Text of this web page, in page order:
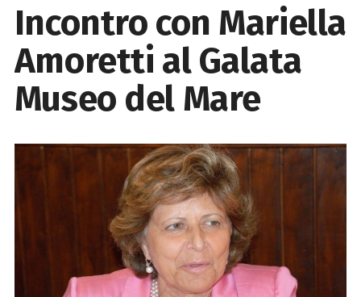
Incontro con Mariella
Amoretti al Galata
Museo del Mare